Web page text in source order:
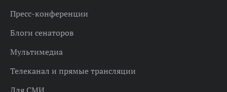
Пресс-конференции
Блоги сенаторов
Мультимедиа
Телеканал и прямые трансляции
Для СМИ